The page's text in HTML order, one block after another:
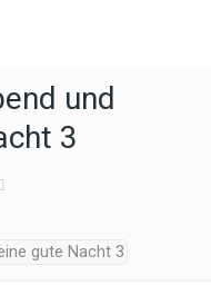
und
3
gute Nacht 3